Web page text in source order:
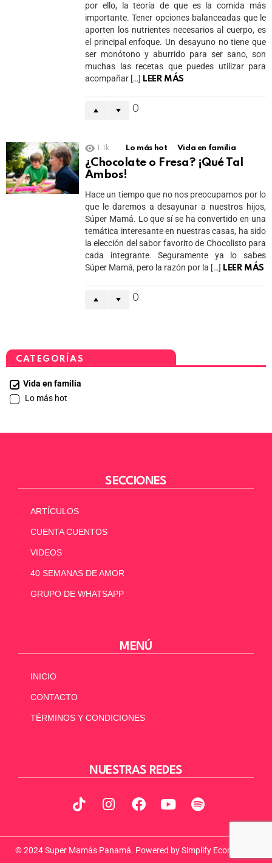
por ello, la teoría de que es la comida más
importante. Tener opciones balanceadas que le
aporten los nutrientes necesarios al cuerpo, es
el principal enfoque. Un desayuno no tiene que
ser monótono y aburrido para ser sano, son
muchas las recetas que puedes utilizar para
acompañar […] LEER MÁS
0
1.1k Lo más hot Vida en familia
¿Chocolate o Fresa? ¡Qué Tal
Ambos!
Hace un tiempo que no nos preocupamos por lo
que le daremos a desayunar a nuestros hijos,
Súper Mamá. Lo que sí se ha convertido en una
temática interesante en nuestras casas, ha sido
la elección del sabor favorito de Chocolisto para
cada integrante. Seguramente ya lo sabes
Súper Mamá, pero la razón por la […] LEER MÁS
0
CATEGORÍAS
Vida en familia
Lo más hot
SECCIONES
ARTÍCULOS
CUENTA CUENTOS
VIDEOS
40 SEMANAS DE AMOR
GRUPO DE WHATSAPP
MENÚ
INICIO
CONTACTO
TÉRMINOS Y CONDICIONES
NUESTRAS REDES
© 2024 Super Mamás Panamá. Powered by Simplify Ecommerce